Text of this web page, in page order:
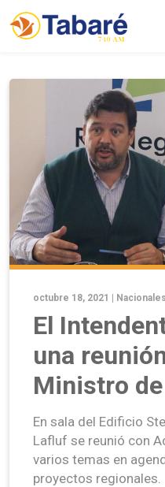
octubre 18, 2021 | Nacionales
El
una
Ministro
En sala del Edificio
Lafluf se reunió con
varios temas en
proyectos regionales.